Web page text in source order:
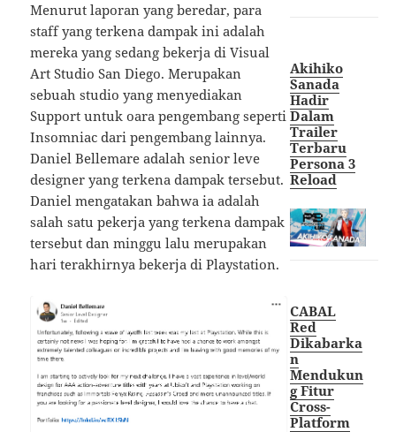
Menurut laporan yang beredar, para
staff yang terkena dampak ini adalah
mereka yang sedang bekerja di Visual
Art Studio San Diego. Merupakan
sebuah studio yang menyediakan
Support untuk oara pengembang seperti
Insomniac dari pengembang lainnya.
Daniel Bellemare adalah senior leve
designer yang terkena dampak tersebut.
Daniel mengatakan bahwa ia adalah
salah satu pekerja yang terkena dampak
tersebut dan minggu lalu merupakan
hari terakhirnya bekerja di Playstation.
Akihiko
Sanada
Hadir
Dalam
Trailer
Terbaru
Persona 3
Reload
CABAL
Red
Dikabarka
n
Mendukun
g Fitur
Cross-
Platform